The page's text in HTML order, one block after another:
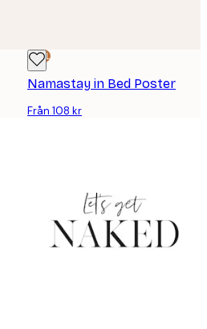
DEAL
Namastay in Bed Poster
Från 108 kr